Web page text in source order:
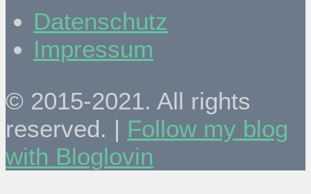
Datenschutz
Impressum
© 2015-2021. All rights
reserved. | Follow my blog
with Bloglovin